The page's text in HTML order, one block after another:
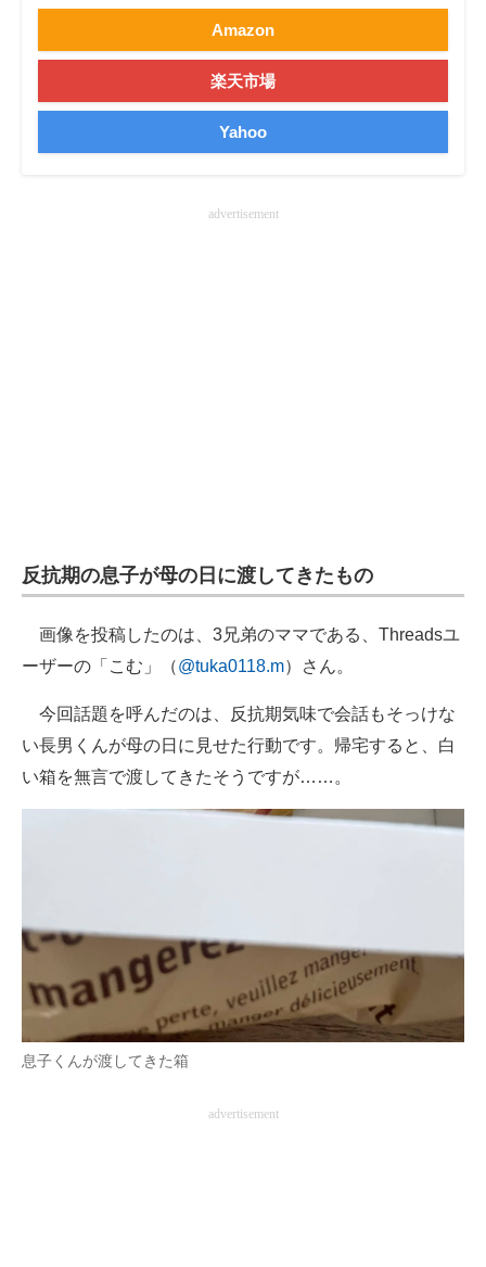
企業向けIT製品の総合サイト
製造業のIT導入・活用を支援
エレクトロニクス専門サイト
Amazon
楽天市場
Yahoo
advertisement
反抗期の息子が母の日に渡してきたもの
画像を投稿したのは、3兄弟のママである、Threadsユ
ーザーの「こむ」（@tuka0118.m）さん。
今回話題を呼んだのは、反抗期気味で会話もそっけな
い長男くんが母の日に見せた行動です。帰宅すると、白
い箱を無言で渡してきたそうですが……。
息子くんが渡してきた箱
advertisement